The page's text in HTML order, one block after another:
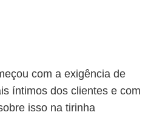
com a exigência de
íntimos dos clientes e com
isso na tirinha